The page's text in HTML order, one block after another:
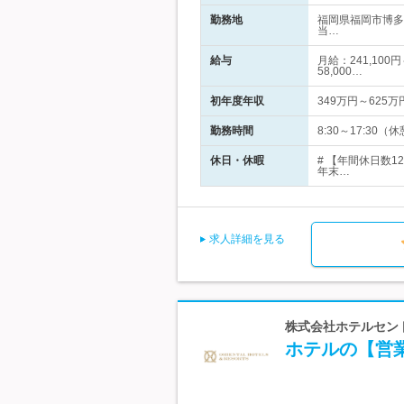
勤務地
福岡県福岡市博
当…
給与
月給：241,100
58,000…
初年度年収 349万円～625万
勤務時間 8:30～17:30（休
休日・休暇
# 【年間休日数
年末…
求人詳細を見る
株式会社ホテルセン
ホテルの【営